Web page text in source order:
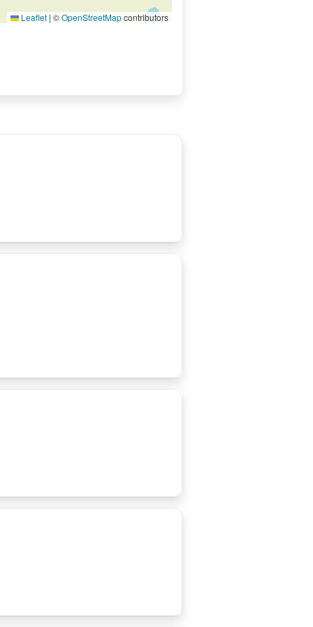
Leaflet | ©OpenStreetMapcontributors